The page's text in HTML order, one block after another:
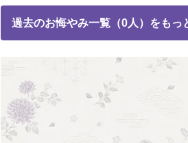
過去のお悔やみ一覧（0人）をもっ